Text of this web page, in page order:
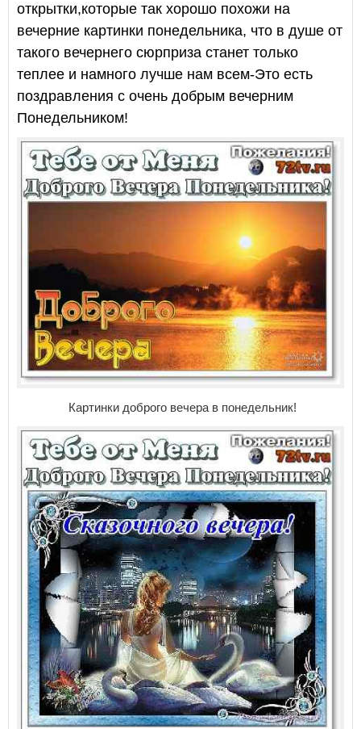
открытки,которые так хорошо похожи на
вечерние картинки понедельника, что в душе от
такого вечернего сюрприза станет только
теплее и намного лучше нам всем-Это есть
поздравления с очень добрым вечерним
Понедельником!
Картинки доброго вечера в понедельник!